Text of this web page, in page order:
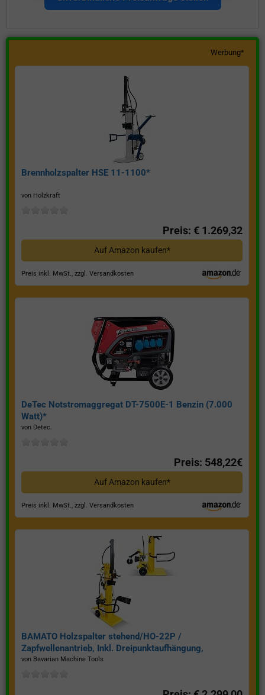
Werbung*
Brennholzspalter HSE 11-1100*
von Holzkraft
Preis: € 1.269,32
Auf Amazon kaufen*
Preis inkl. MwSt., zzgl. Versandkosten
DeTec Notstromaggregat DT-7500E-1 Benzin (7.000
Watt)*
von Detec.
Preis: 548,22€
Auf Amazon kaufen*
Preis inkl. MwSt., zzgl. Versandkosten
BAMATO Holzspalter stehend/HO-22P /
Zapfwellenantrieb, Inkl. Dreipunktaufhängung,
Spaltkraft 22 Tonnen*
von Bavarian Machine Tools